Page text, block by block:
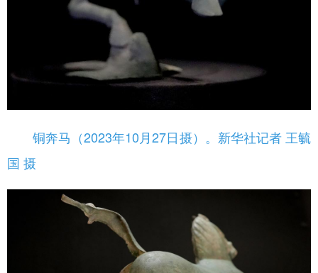
铜奔马（2023年10月27日摄）。新华社记者 王毓
国 摄